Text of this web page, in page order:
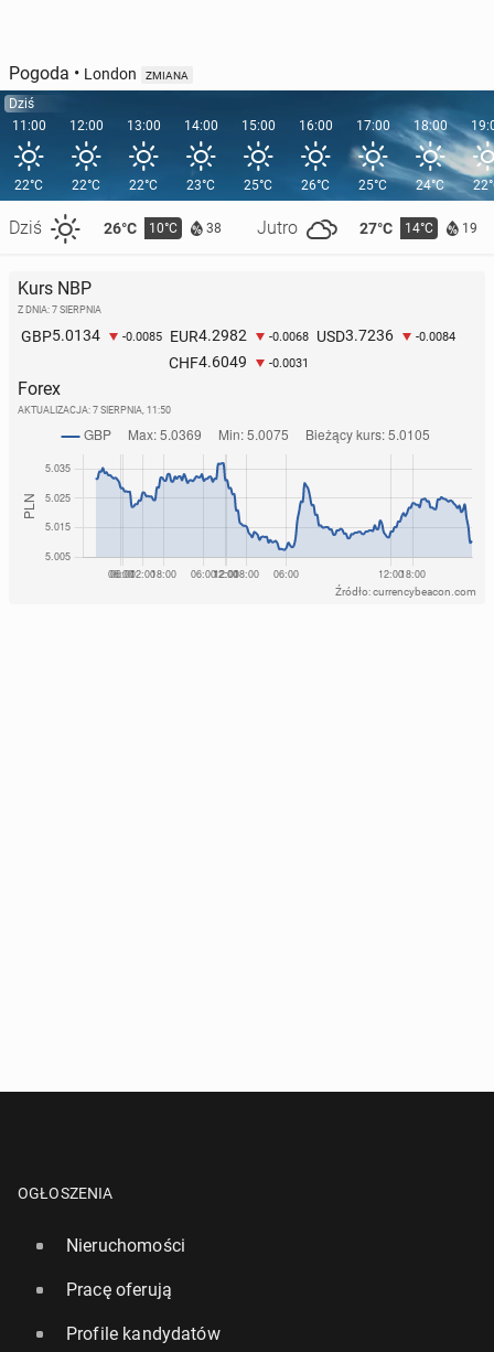
Pogoda • London ZMIANA
Dziś
11:00
22°C
Dziś 26°C 10°C 38 Jutro 27°C 14°C 19
12:00
22°C
13:00
22°C
14:00
23°C
15:00
25°C
16:00
26°C
17:00
25°C
18:00
24°C
Kurs NBP
Z DNIA: 7 SIERPNIA
GBP5.0134 -0.0085 EUR4.2982 -0.0068 USD3.7236 -0.0084
CHF4.6049 -0.0031
Forex
AKTUALIZACJA: 7 SIERPNIA, 11:50
Źródło: currencybeacon.com
OGŁOSZENIA
Nieruchomości
Pracę oferują
Profile kandydatów